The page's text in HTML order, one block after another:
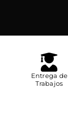
Entrega de
Trabajos